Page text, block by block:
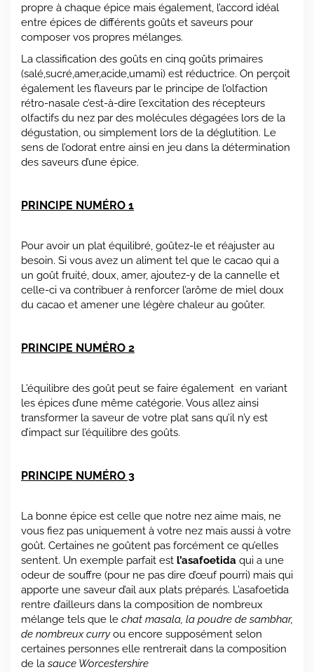
propre à chaque épice mais également, l’accord idéal
entre épices de différents goûts et saveurs pour
composer vos propres mélanges.
La classification des goûts en cinq goûts primaires
(salé,sucré,amer,acide,umami) est réductrice. On perçoit
également les flaveurs par le principe de l’olfaction
rétro-nasale c’est-à-dire l’excitation des récepteurs
olfactifs du nez par des molécules dégagées lors de la
dégustation, ou simplement lors de la déglutition. Le
sens de l’odorat entre ainsi en jeu dans la détermination
des saveurs d’une épice.
PRINCIPE NUMÉRO 1
Pour avoir un plat équilibré, goûtez-le et réajuster au
besoin. Si vous avez un aliment tel que le cacao qui a
un goût fruité, doux, amer, ajoutez-y de la cannelle et
celle-ci va contribuer à renforcer l’arôme de miel doux
du cacao et amener une légère chaleur au goûter.
PRINCIPE NUMÉRO 2
L’équilibre des goût peut se faire également en variant
les épices d’une même catégorie. Vous allez ainsi
transformer la saveur de votre plat sans qu’il n’y est
d’impact sur l’équilibre des goûts.
PRINCIPE NUMÉRO 3
La bonne épice est celle que notre nez aime mais, ne
vous fiez pas uniquement à votre nez mais aussi à votre
goût. Certaines ne goûtent pas forcément ce qu’elles
sentent. Un exemple parfait est l’asafoetida qui a une
odeur de souffre (pour ne pas dire d’œuf pourri) mais qui
apporte une saveur d’ail aux plats préparés. L’asafoetida
rentre d’ailleurs dans la composition de nombreux
mélange tels que le chat masala, la poudre de sambhar,
de nombreux curryou encore supposément selon
certaines personnes elle rentrerait dans la composition
de la sauce Worcestershire